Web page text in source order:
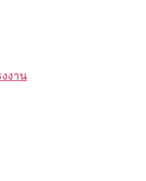
งาน